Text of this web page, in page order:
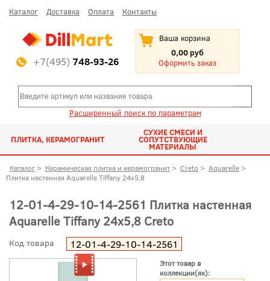
Каталог Доставка Оплата Контакты
+7(495) 748-93-26
Ваша корзина
0,00 руб
Оформить заказ
Расширенный поиск по параметрам
ПЛИТКА, КЕРАМОГРАНИТ
СУХИЕ СМЕСИ И
СОПУТСТВУЮЩИЕ
МАТЕРИАЛЫ
Каталог > Керамическая плитка и керамогранит > Creto > Aquarelle >
Плитка настенная Aquarelle Tiffany 24x5,8
12-01-4-29-10-14-2561 Плитка настенная
Aquarelle Tiffany 24x5,8 Creto
Код товара 12-01-4-29-10-14-2561
Этот товар в
коллекции(ях):